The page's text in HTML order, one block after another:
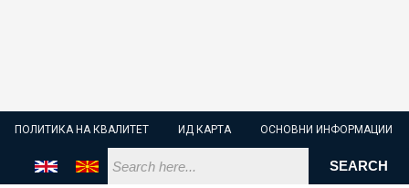
ПОЛИТИКА НА КВАЛИТЕТ ИД КАРТА ОСНОВНИ ИНФОРМАЦИИ